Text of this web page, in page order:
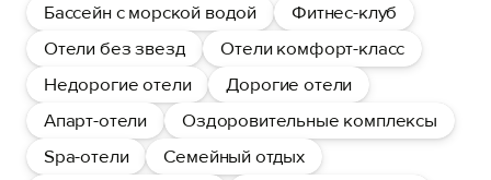
Бассейн с морской водой
Фитнес-клуб
Отели без звезд
Отели комфорт-класс
Недорогие отели
Дорогие отели
Апарт-отели
Оздоровительные комплексы
Spa-отели
Семейный отдых